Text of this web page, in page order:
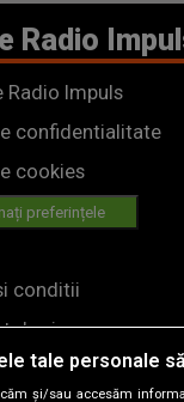
Radio
Radio Impuls
confidentialitate
cookies
preferințele
conditii
tale personale
și/sau accesăm